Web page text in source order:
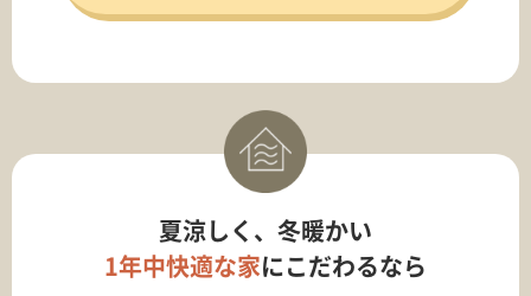
夏涼しく、冬暖かい
1年中快適な家にこだわるなら